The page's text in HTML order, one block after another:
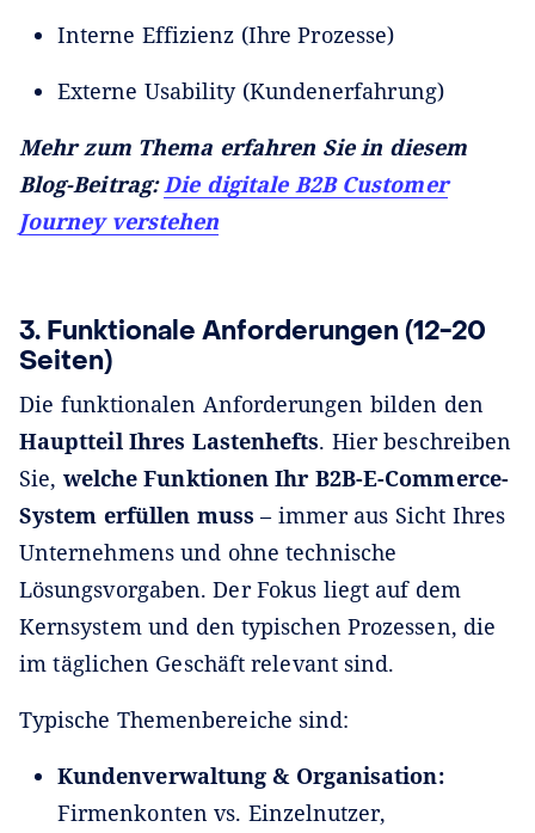
Interne Effizienz (Ihre Prozesse)
Externe Usability (Kundenerfahrung)
Mehr zum Thema erfahren Sie in diesem
Blog-Beitrag: Die digitale B2B Customer
Journey verstehen
3. Funktionale Anforderungen (12-20
Seiten)
Die funktionalen Anforderungen bilden den
Hauptteil Ihres Lastenhefts. Hier beschreiben
Sie, welche Funktionen Ihr B2B-E-Commerce-
System erfüllen muss – immer aus Sicht Ihres
Unternehmens und ohne technische
Lösungsvorgaben. Der Fokus liegt auf dem
Kernsystem und den typischen Prozessen, die
im täglichen Geschäft relevant sind.
Typische Themenbereiche sind:
Kundenverwaltung & Organisation:
Firmenkonten vs. Einzelnutzer,